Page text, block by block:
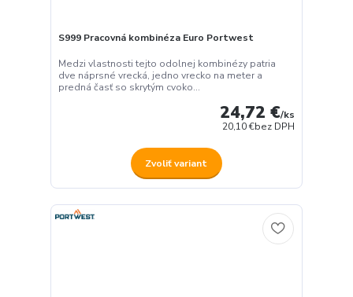
S999 Pracovná kombinéza Euro Portwest
Medzi vlastnosti tejto odolnej kombinézy patria
dve náprsné vrecká, jedno vrecko na meter a
predná časť so skrytým cvoko...
24,72 €/ks
20,10 €bez DPH
Zvoliť variant